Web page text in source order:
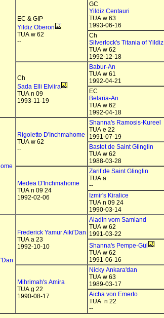
EC & GIP
Yildiz Oberon
TUA w 62
--
GC
Yildiz Centauri
TUA w 63
1993-06-16
Ch
Silverlock's Titania of Yildiz
TUA w 62
1992-12-18
Ch
Sada Elli Elviira
TUA n 09
1993-11-19
Babur-An
TUA w 61
1992-04-21
EC
Belaria-An
TUA w 62
1992-04-18
Rigoletto D'Inchmahome
TUA w 62
--
Shanna's Ramosis-Kureel
TUA e 22
1991-07-19
Bastet de Saint Glinglin
TUA w 62
1988-03-28
Medea D'Inchmahome
TUA n 09 24
1992-02-06
Zarif de Saint Glinglin
TUA a
--
Izmir's Kiralice
TUA n 09 24
1990-03-14
Frederick Yamur Aiki'Dan
TUA a 23
1992-10-10
Aladin vom Samland
TUA w 62
1991-03-22
Shanna's Pempe-Gül
TUA w 62
1991-06-16
Mihrimah's Amira
TUA g 22
1990-08-17
Nicky Ankara'dan
TUA w 63
1989-03-17
Aicha von Emerto
TUA n 22
--